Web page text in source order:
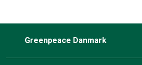
Greenpeace Danmark